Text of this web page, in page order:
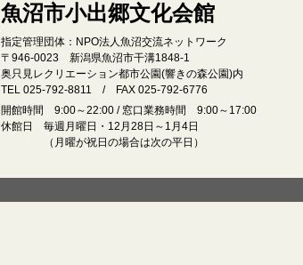
魚沼市小出郷文化会館
指定管理団体：NPO法人魚沼交流ネットワーク
〒946‐0023 新潟県魚沼市干溝1848‐1
奥只見レクリエーション都市公園(響きの森公園)内
TEL 025-792-8811 / FAX 025-792-6776
開館時間 9:00～22:00 / 窓口業務時間 9:00～17:00
休館日 毎週月曜日・12月28日～1月4日
（月曜が祝日の場合は次の平日）